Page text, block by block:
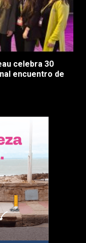
celebra 30
encuentro de